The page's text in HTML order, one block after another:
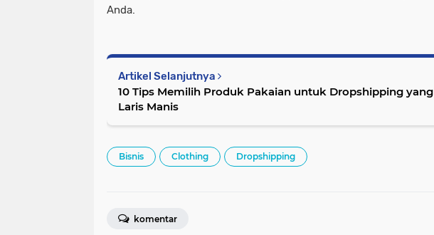
Anda.
Artikel Selanjutnya
10 Tips Memilih Produk Pakaian untuk Dropshipping yang
Laris Manis
Bisnis Clothing Dropshipping
komentar